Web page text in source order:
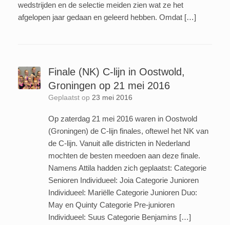
wedstrijden en de selectie meiden zien wat ze het
afgelopen jaar gedaan en geleerd hebben. Omdat […]
Finale (NK) C-lijn in Oostwold,
Groningen op 21 mei 2016
Geplaatst op 23 mei 2016
Op zaterdag 21 mei 2016 waren in Oostwold
(Groningen) de C-lijn finales, oftewel het NK van
de C-lijn. Vanuit alle districten in Nederland
mochten de besten meedoen aan deze finale.
Namens Attila hadden zich geplaatst: Categorie
Senioren Individueel: Joia Categorie Junioren
Individueel: Mariëlle Categorie Junioren Duo:
May en Quinty Categorie Pre-junioren
Individueel: Suus Categorie Benjamins […]